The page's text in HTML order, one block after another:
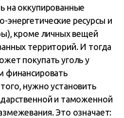
на оккупированные
энергетические ресурсы и
кроме личных вещей
территорий. И тогда
покупать уголь у
финансировать
нужно установить
и таможенной
Это означает: